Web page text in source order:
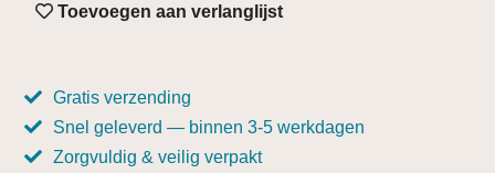
Toevoegen aan verlanglijst
Gratis verzending
Snel geleverd — binnen 3-5 werkdagen
Zorgvuldig & veilig verpakt